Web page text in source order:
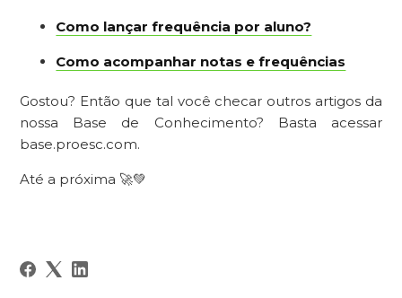
Como lançar frequência por aluno?
Como acompanhar notas e frequências
Gostou? Então que tal você checar outros artigos da
nossa Base de Conhecimento? Basta acessar
base.proesc.com.
Até a próxima 🚀💚